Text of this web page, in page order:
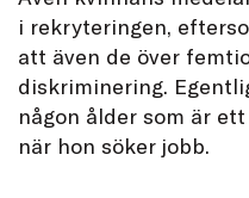
i rekryteringen,
att även de över
diskriminering.
någon ålder som är
när hon söker jobb.